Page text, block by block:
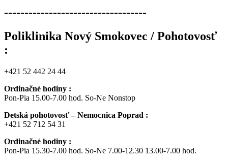
-----------------------------------
Poliklinika Nový Smokovec / Pohotovosť
:
+421 52 442 24 44
Ordinačné hodiny :
Pon-Pia 15.00-7.00 hod. So-Ne Nonstop
Detská pohotovosť – Nemocnica Poprad :
+421 52 712 54 31
Ordinačné hodiny :
Pon-Pia 15.30-7.00 hod. So-Ne 7.00-12.30 13.00-7.00 hod.